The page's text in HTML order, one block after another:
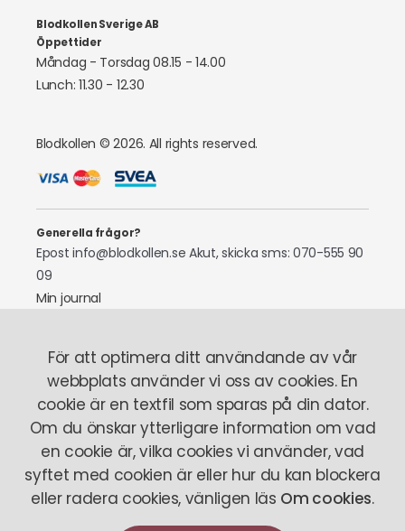
Blodkollen Sverige AB
Öppettider
Måndag - Torsdag 08.15 - 14.00
Lunch: 11.30 - 12.30
Blodkollen © 2026. All rights reserved.
Generella frågor?
Epost info@blodkollen.se Akut, skicka sms: 070-555 90
09
Min journal
Tel: 070-522 97 87
Om oss Så fungerar det Här finns vi Stickrädsla
Vårt team
Personuppgiftspolicy Köpvillkor Om Cookies
Artiklar
För att optimera ditt användande av vår
webbplats använder vi oss av cookies. En
cookie är en textfil som sparas på din dator.
Om du önskar ytterligare information om vad
en cookie är, vilka cookies vi använder, vad
syftet med cookien är eller hur du kan blockera
eller radera cookies, vänligen läs Om cookies.